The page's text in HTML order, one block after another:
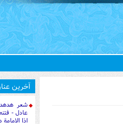
آخرین
شعر
عادل -
اذا